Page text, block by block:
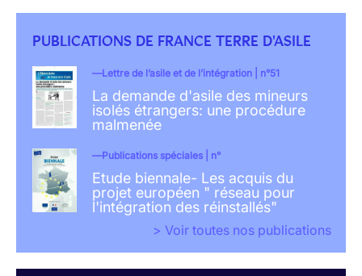
PUBLICATIONS DE FRANCE TERRE D'ASILE
Lettre de l’asile et de l’intégration | n°51
La demande d'asile des mineurs
isolés étrangers: une procédure
malmenée
Publications spéciales | n°
Etude biennale- Les acquis du
projet européen " réseau pour
l'intégration des réinstallés"
> Voir toutes nos publications